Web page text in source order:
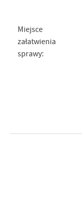
Miejsce
załatwienia
sprawy: